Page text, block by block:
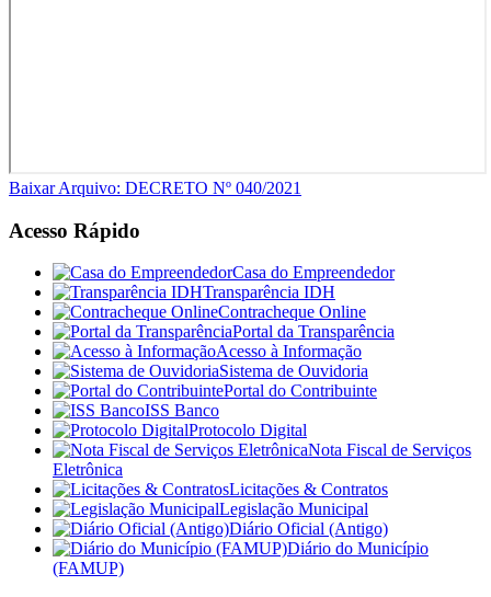
Baixar Arquivo: DECRETO Nº 040/2021
Acesso Rápido
Casa do Empreendedor
Transparência IDH
Contracheque Online
Portal da Transparência
Acesso à Informação
Sistema de Ouvidoria
Portal do Contribuinte
ISS Banco
Protocolo Digital
Nota Fiscal de Serviços
Eletrônica
Licitações & Contratos
Legislação Municipal
Diário Oficial (Antigo)
Diário do Município
(FAMUP)